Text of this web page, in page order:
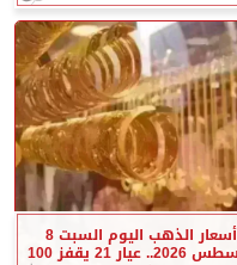
أسعار الذهب اليوم السبت 8
أغسطس 2026.. عيار 21 يقفز 100